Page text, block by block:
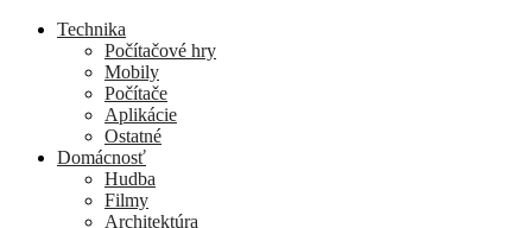
Technika
Počítačové hry
Mobily
Počítače
Aplikácie
Ostatné
Domácnosť
Hudba
Filmy
Architektúra